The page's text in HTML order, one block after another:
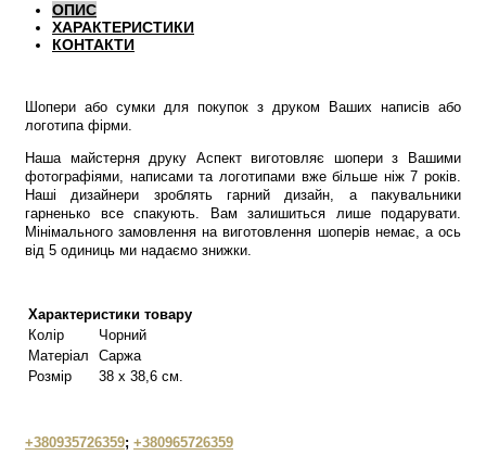
ОПИС
ХАРАКТЕРИСТИКИ
КОНТАКТИ
Шопери або сумки для покупок з друком Ваших написів або
логотипа фірми.
Наша майстерня друку Аспект виготовляє шопери з Вашими
фотографіями, написами та логотипами вже більше ніж 7 років.
Наші дизайнери зроблять гарний дизайн, а пакувальники
гарненько все спакують. Вам залишиться лише подарувати.
Мінімального замовлення на виготовлення шоперів немає, а ось
від 5 одиниць ми надаємо знижки.
Характеристики товару
Колір
Чорний
Матеріал
Саржа
Розмір
38 х 38,6 см.
+380935726359; +380965726359